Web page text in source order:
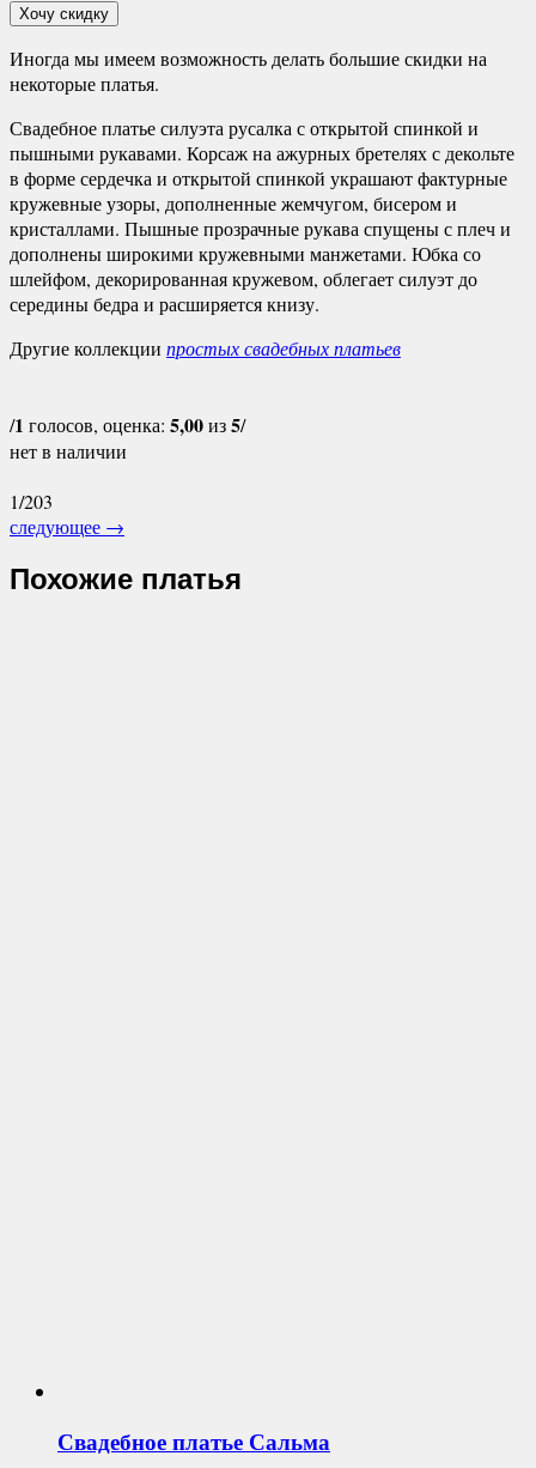
Хочу скидку
Иногда мы имеем возможность делать большие скидки на
некоторые платья.
Свадебное платье силуэта русалка с открытой спинкой и
пышными рукавами. Корсаж на ажурных бретелях с декольте
в форме сердечка и открытой спинкой украшают фактурные
кружевные узоры, дополненные жемчугом, бисером и
кристаллами. Пышные прозрачные рукава спущены с плеч и
дополнены широкими кружевными манжетами. Юбка со
шлейфом, декорированная кружевом, облегает силуэт до
середины бедра и расширяется книзу.
Другие коллекции простых свадебных платьев
/1 голосов, оценка: 5,00из5/
нет в наличии
1/203
следующее →
Похожие платья
Свадебное платье Сальма